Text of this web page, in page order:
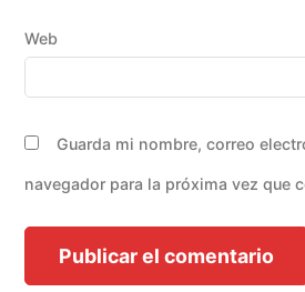
Web
Guarda mi nombre, correo
navegador para la próxima vez que